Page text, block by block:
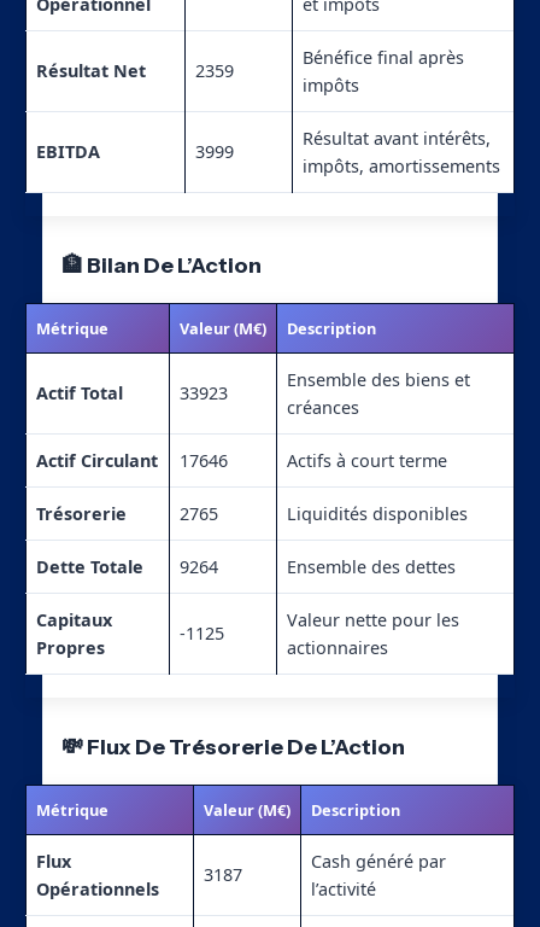
Résultat Net 2359
Bénéfice final après
impôts
EBITDA 3999
Résultat avant intérêts,
impôts, amortissements
🏦 Bilan De L’Action
Métrique Valeur (M€) Description
Actif Total 33923
Ensemble des biens et
créances
Actif Circulant 17646 Actifs à court terme
Trésorerie 2765 Liquidités disponibles
Dette Totale 9264 Ensemble des dettes
Capitaux
Propres
-1125
Valeur nette pour les
actionnaires
💸 Flux De Trésorerie De L’Action
Métrique Valeur (M€) Description
Flux
Opérationnels
3187
Cash généré par
l’activité